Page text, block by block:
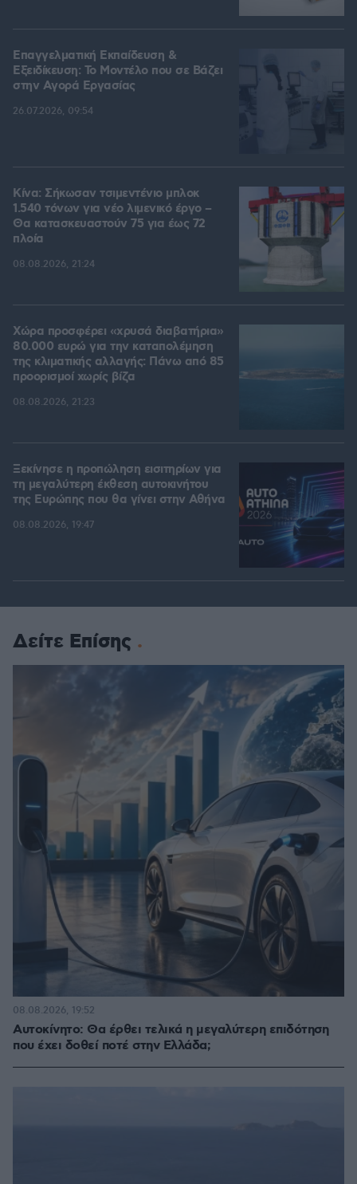
Επαγγελματική Εκπαίδευση &
Εξειδίκευση: Το Mοντέλο που σε Bάζει
στην Aγορά Eργασίας
26.07.2026, 09:54
Κίνα: Σήκωσαν τσιμεντένιο μπλοκ
1.540 τόνων για νέο λιμενικό έργο –
Θα κατασκευαστούν 75 για έως 72
πλοία
08.08.2026, 21:24
Χώρα προσφέρει «χρυσά διαβατήρια»
80.000 ευρώ για την καταπολέμηση
της κλιματικής αλλαγής: Πάνω από 85
προορισμοί χωρίς βίζα
08.08.2026, 21:23
Ξεκίνησε η προπώληση εισιτηρίων για
τη μεγαλύτερη έκθεση αυτοκινήτου
της Ευρώπης που θα γίνει στην Αθήνα
08.08.2026, 19:47
Δείτε Επίσης
Αυτοκίνητο: Θα έρθει τελικά η μεγαλύτερη επιδότηση
που έχει δοθεί ποτέ στην Ελλάδα;
08.08.2026, 19:52